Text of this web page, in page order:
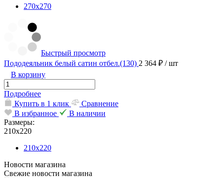
270х270
Быстрый просмотр
Пододеяльник белый сатин отбел.(130) 2 364 ₽ / шт
В корзину
Подробнее
Купить в 1 клик
Сравнение
В избранное
В наличии
Размеры:
210х220
210х220
Новости магазина
Свежие новости магазина